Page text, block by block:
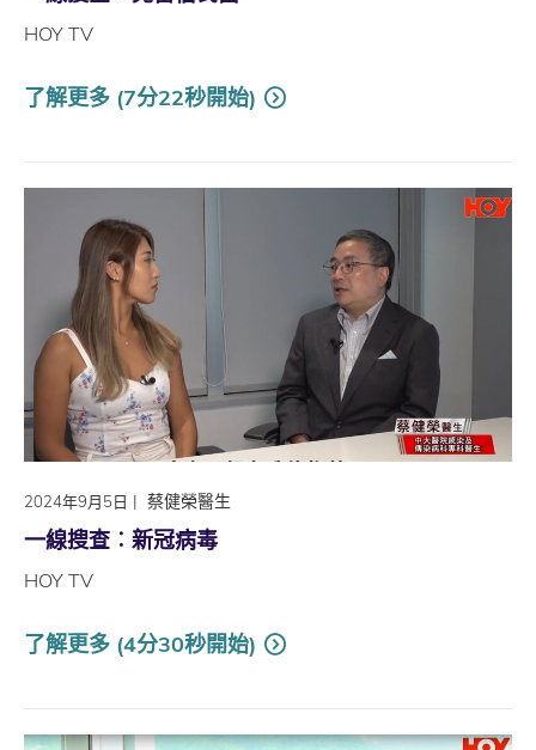
HOY TV
了解更多 (7分22秒開始)
2024年9月5日 | 蔡健榮醫生
一線搜查︰新冠病毒
HOY TV
了解更多 (4分30秒開始)